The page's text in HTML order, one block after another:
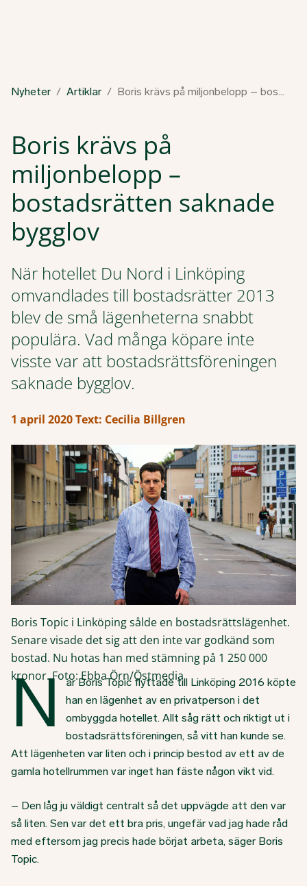
Nyheter Artiklar Boris krävs på miljonbelopp – bostadsrätten saknade bygglov
Boris krävs på
miljonbelopp –
bostadsrätten saknade
bygglov
När hotellet Du Nord i Linköping
omvandlades till bostadsrätter 2013
blev de små lägenheterna snabbt
populära. Vad många köpare inte
visste var att bostadsrättsföreningen
saknade bygglov.
1 april 2020Text: Cecilia Billgren
Boris Topic i Linköping sålde en bostadsrättslägenhet.
Senare visade det sig att den inte var godkänd som
bostad. Nu hotas han med stämning på 1 250 000
kronor. Foto: Ebba Örn/Östmedia
N är Boris Topic flyttade till Linköping 2016 köpte
han en lägenhet av en privatperson i det
ombyggda hotellet. Allt såg rätt och riktigt ut i
bostadsrättsföreningen, så vitt han kunde se.
Att lägenheten var liten och i princip bestod av ett av de
gamla hotellrummen var inget han fäste någon vikt vid.
– Den låg ju väldigt centralt så det uppvägde att den var
så liten. Sen var det ett bra pris, ungefär vad jag hade råd
med eftersom jag precis hade börjat arbeta, säger Boris
Topic.